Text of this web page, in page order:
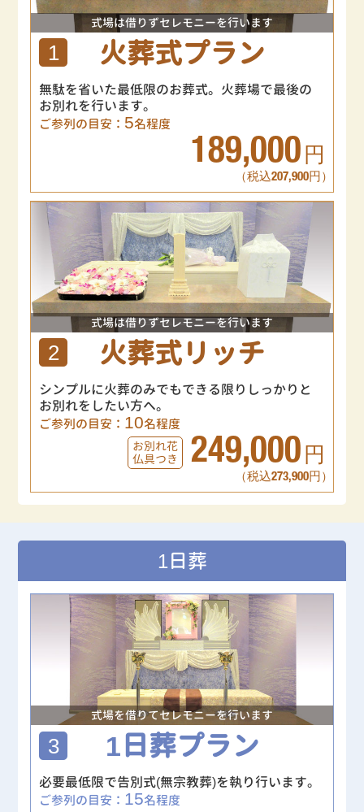
式場は借りずセレモニーを行います
1 火葬式プラン
無駄を省いた最低限のお葬式。火葬場で最後の
お別れを行います。
ご参列の目安： 5名程度
189,000 円
（税込207,900円）
式場は借りずセレモニーを行います
2 火葬式リッチ
シンプルに火葬のみでもできる限りしっかりと
お別れをしたい方へ。
ご参列の目安： 10名程度
お別れ花
仏具つき
249,000 円
（税込273,900円）
1日葬
式場を借りてセレモニーを行います
3 1日葬プラン
必要最低限で告別式(無宗教葬)を執り行います。
ご参列の目安： 15名程度